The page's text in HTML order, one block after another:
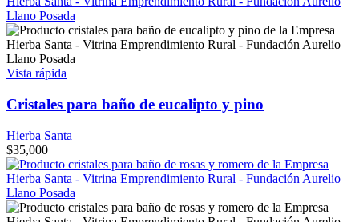
Vista rápida
Cristales para baño de eucalipto y pino
Hierba Santa
$35,000